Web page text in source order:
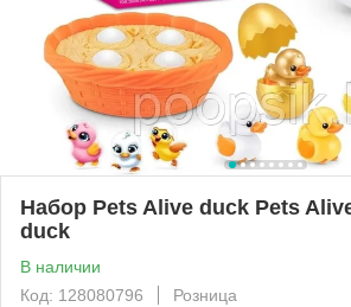
Набор Pets Alive duck Pets
duck
В наличии
Код: 128080796
Розница